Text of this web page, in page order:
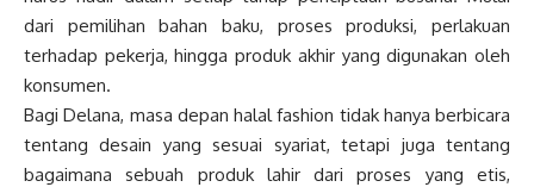
dari pemilihan bahan baku, proses produksi, perlakuan
terhadap pekerja, hingga produk akhir yang digunakan oleh
konsumen.
Bagi Delana, masa depan halal fashion tidak hanya berbicara
tentang desain yang sesuai syariat, tetapi juga tentang
bagaimana sebuah produk lahir dari proses yang etis,